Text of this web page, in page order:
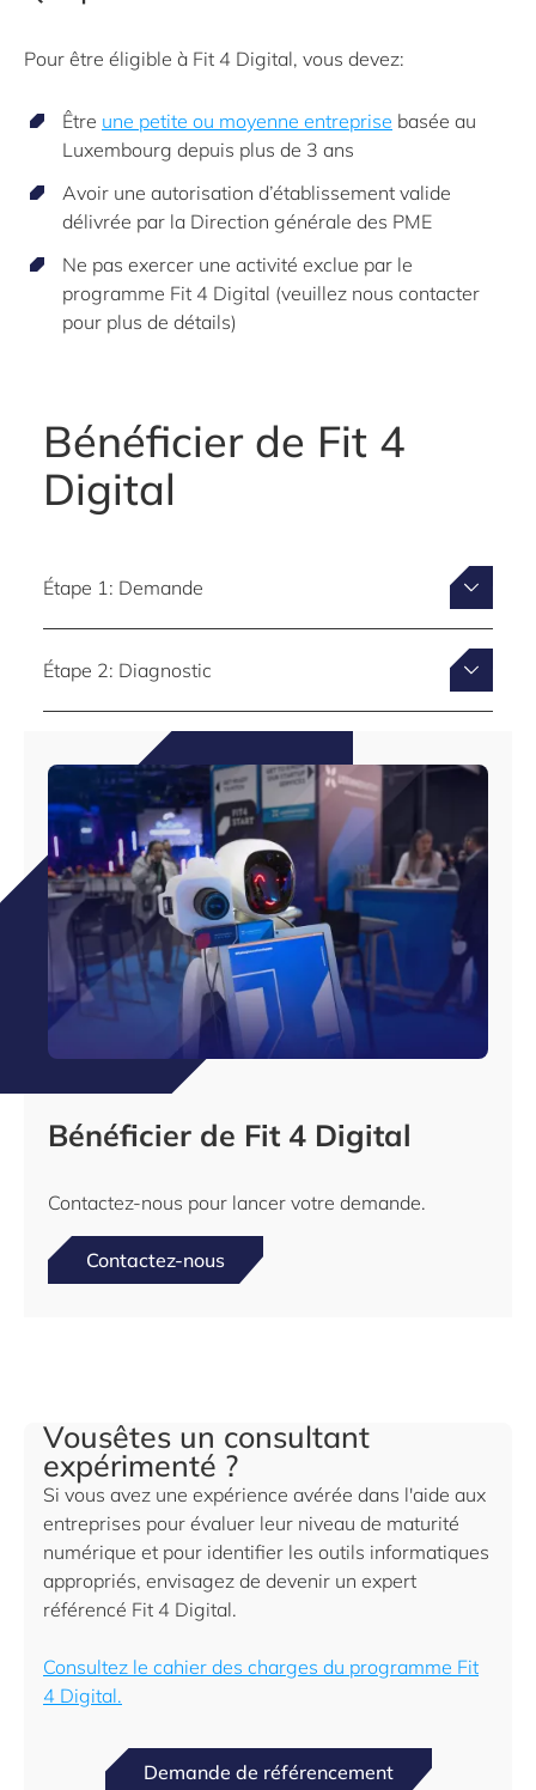
Pour être éligible à Fit 4 Digital, vous devez:
Être une petite ou moyenne entreprise basée au
Luxembourg depuis plus de 3 ans
Avoir une autorisation d’établissement valide
délivrée par la Direction générale des PME
Ne pas exercer une activité exclue par le
programme Fit 4 Digital (veuillez nous contacter
pour plus de détails)
Bénéficier de Fit 4
Digital
Étape 1: Demande
Étape 2: Diagnostic
Bénéficier de Fit 4 Digital
Contactez-nous pour lancer votre demande.
Contactez-nous
Vousêtes un consultant
expérimenté ?
Si vous avez une expérience avérée dans l'aide aux
entreprises pour évaluer leur niveau de maturité
numérique et pour identifier les outils informatiques
appropriés, envisagez de devenir un expert
référencé Fit 4 Digital.
Consultez le cahier des charges du programme Fit
4 Digital.
Demande de référencement